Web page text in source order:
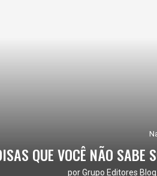
QUE VOCÊ NÃO SABE
porGrupo Editores Blog.